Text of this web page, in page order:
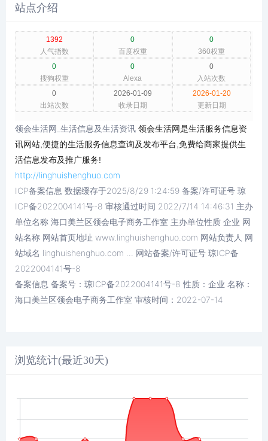
站点介绍
1392
人气指数
0
百度权重
0
360权重
0
搜狗权重
0
Alexa
0
入站次数
0
出站次数
2026-01-09
收录日期
2026-01-20
更新日期
领会生活网_生活信息及生活资讯 领会生活网是生活服务信息资
讯网站,便捷的生活服务信息查询及发布平台,免费给商家提供生
活信息发布及推广服务!
http://linghuishenghuo.com
ICP备案信息 数据缓存于2025/8/29 1:24:59 备案/许可证号 琼
ICP备2022004141号-8 审核通过时间 2022/7/14 14:46:31 主办
单位名称 海口美兰区领会电子商务工作室 主办单位性质 企业 网
站名称 网站首页地址 www.linghuishenghuo.com 网站负责人 网
站域名 linghuishenghuo.com ... 网站备案/许可证号 琼ICP备
2022004141号-8
备案信息 备案号：琼ICP备2022004141号-8 性质：企业 名称：
海口美兰区领会电子商务工作室 审核时间：2022-07-14
浏览统计(最近30天)